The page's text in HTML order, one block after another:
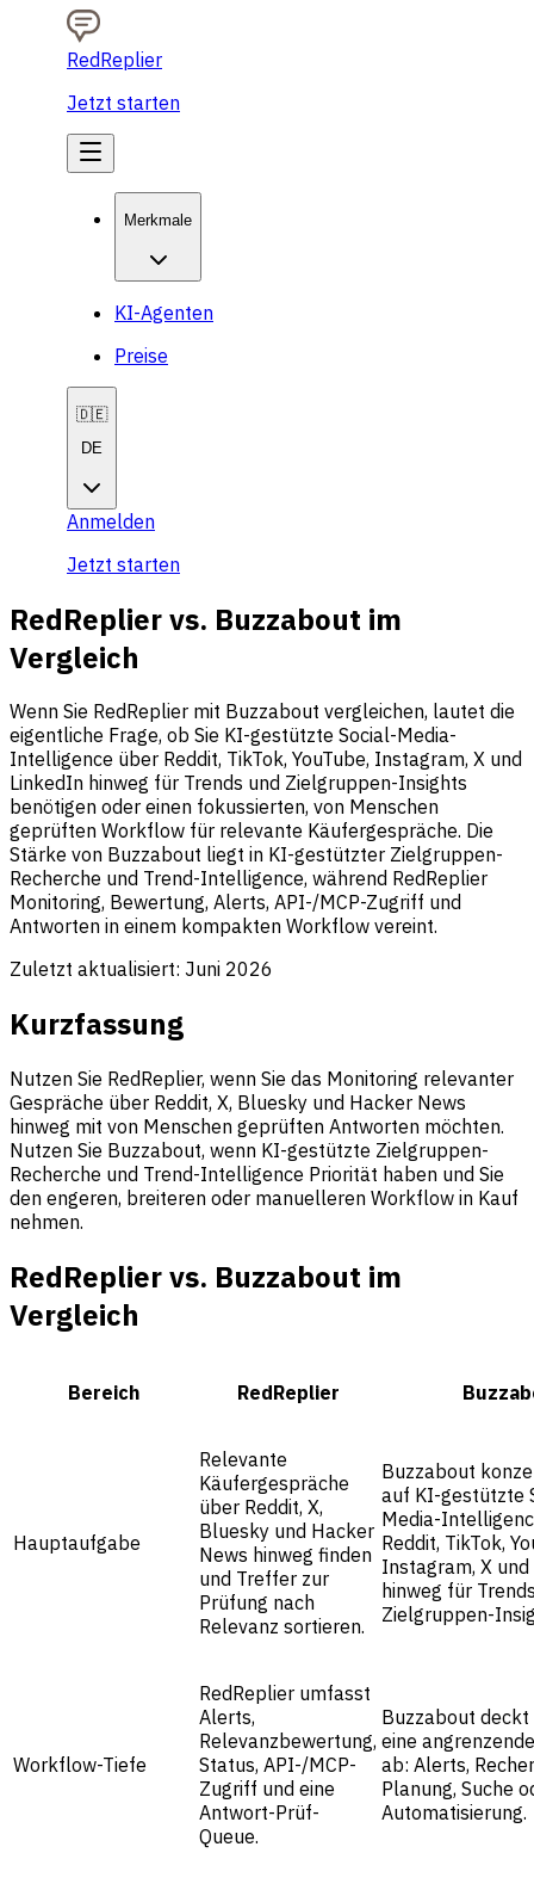
RedReplier
Jetzt starten
Merkmale
KI-Agenten
Preise
🇩🇪
DE
Anmelden
Jetzt starten
RedReplier vs. Buzzabout im
Vergleich
Wenn Sie RedReplier mit Buzzabout vergleichen, lautet die
eigentliche Frage, ob Sie KI-gestützte Social-Media-
Intelligence über Reddit, TikTok, YouTube, Instagram, X und
LinkedIn hinweg für Trends und Zielgruppen-Insights
benötigen oder einen fokussierten, von Menschen
geprüften Workflow für relevante Käufergespräche. Die
Stärke von Buzzabout liegt in KI-gestützter Zielgruppen-
Recherche und Trend-Intelligence, während RedReplier
Monitoring, Bewertung, Alerts, API-/MCP-Zugriff und
Antworten in einem kompakten Workflow vereint.
Zuletzt aktualisiert: Juni 2026
Kurzfassung
Nutzen Sie RedReplier, wenn Sie das Monitoring relevanter
Gespräche über Reddit, X, Bluesky und Hacker News
hinweg mit von Menschen geprüften Antworten möchten.
Nutzen Sie Buzzabout, wenn KI-gestützte Zielgruppen-
Recherche und Trend-Intelligence Priorität haben und Sie
den engeren, breiteren oder manuelleren Workflow in Kauf
nehmen.
RedReplier vs. Buzzabout im
Vergleich
Bereich RedReplier
Hauptaufgabe
Relevante
Käufergespräche
über Reddit, X,
Bluesky und Hacker
News hinweg finden
und Treffer zur
Prüfung nach
Relevanz sortieren.
Buzzabout
auf KI-gestützte
Media-
Reddit, TikTok,
Instagram, X
hinweg für
Zielgruppen-
Workflow-Tiefe
RedReplier umfasst
Alerts,
Relevanzbewertung,
Status, API-/MCP-
Zugriff und eine
Antwort-Prüf-
Queue.
Buzzabout deckt
eine
ab: Alerts,
Planung, Suche
Automatisierung.